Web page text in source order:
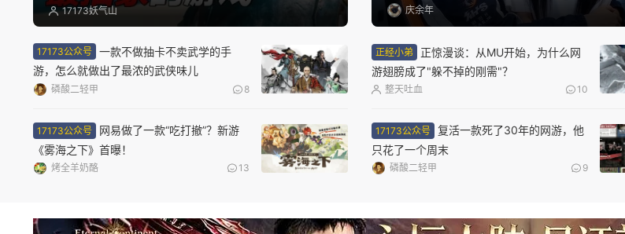
17173妖气山 庆余年
17173公众号
一款不做抽卡不卖武学的手
游，怎么就做出了最浓的武侠味儿
磷酸二轻甲 8
正经小弟
正惊漫谈：从MU开始，为什么网
游翅膀成了"躲不掉的刚需"？
整天吐血 10
17173公众号
网易做了一款“吃打撤”？新游
《雾海之下》首曝！
烤全羊奶酪 13
17173公众号
复活一款死了30年的网游，他
只花了一个周末
磷酸二轻甲 9